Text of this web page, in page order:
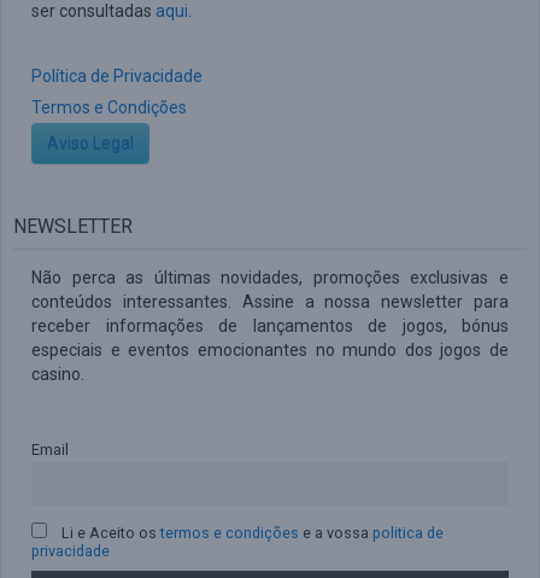
ser consultadas aqui
Política de Privacidade
Termos e Condições
Aviso Legal
NEWSLETTER
Não perca as últimas novidades, promoções exclusivas e
conteúdos interessantes. Assine a nossa newsletter para
receber informações de lançamentos de jogos, bónus
especiais e eventos emocionantes no mundo dos jogos de
casino.
Email
Li e Aceito ostermos e condições e a vossa politica de
privacidade